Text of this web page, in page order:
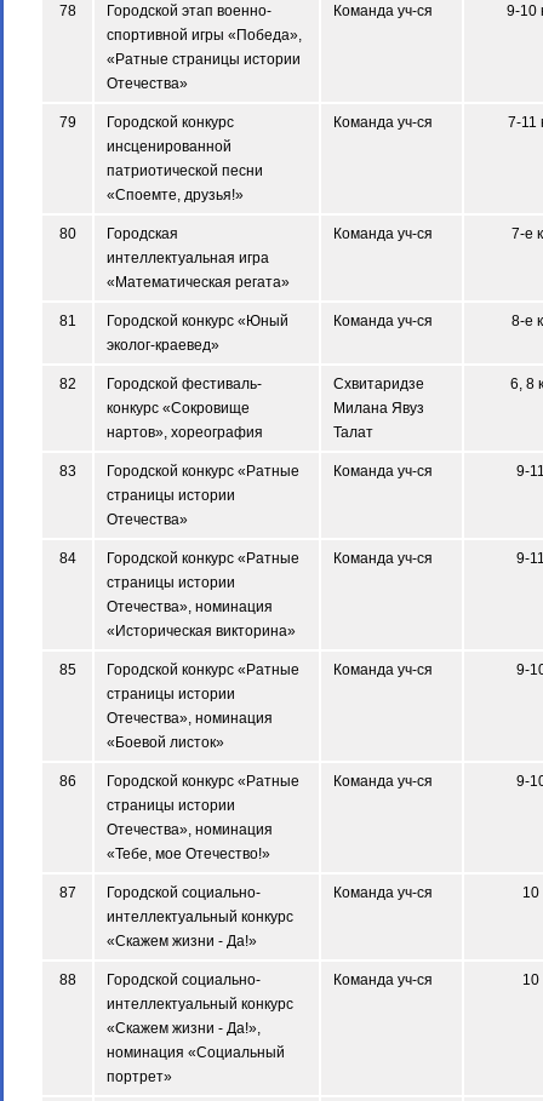
78
Городской этап военно-
спортивной игры «Победа»,
«Ратные страницы истории
Отечества»
Команда уч-ся 9-10
79
Городской конкурс
инсценированной
патриотической песни
«Споемте, друзья!»
Команда уч-ся 7-11
80
Городская
интеллектуальная игра
«Математическая регата»
Команда уч-ся 7-е
81
Городской конкурс «Юный
эколог-краевед»
Команда уч-ся 8-е
82
Городской фестиваль-
конкурс «Сокровище
нартов», хореография
Схвитаридзе
Милана Явуз
Талат
6, 8
83
Городской конкурс «Ратные
страницы истории
Отечества»
Команда уч-ся 9-
84
Городской конкурс «Ратные
страницы истории
Отечества», номинация
«Историческая викторина»
Команда уч-ся 9-
85
Городской конкурс «Ратные
страницы истории
Отечества», номинация
«Боевой листок»
Команда уч-ся 9-
86
Городской конкурс «Ратные
страницы истории
Отечества», номинация
«Тебе, мое Отечество!»
Команда уч-ся 9-
87
Городской социально-
интеллектуальный конкурс
«Скажем жизни - Да!»
Команда уч-ся 10
88
Городской социально-
интеллектуальный конкурс
«Скажем жизни - Да!»,
номинация «Социальный
портрет»
Команда уч-ся 10